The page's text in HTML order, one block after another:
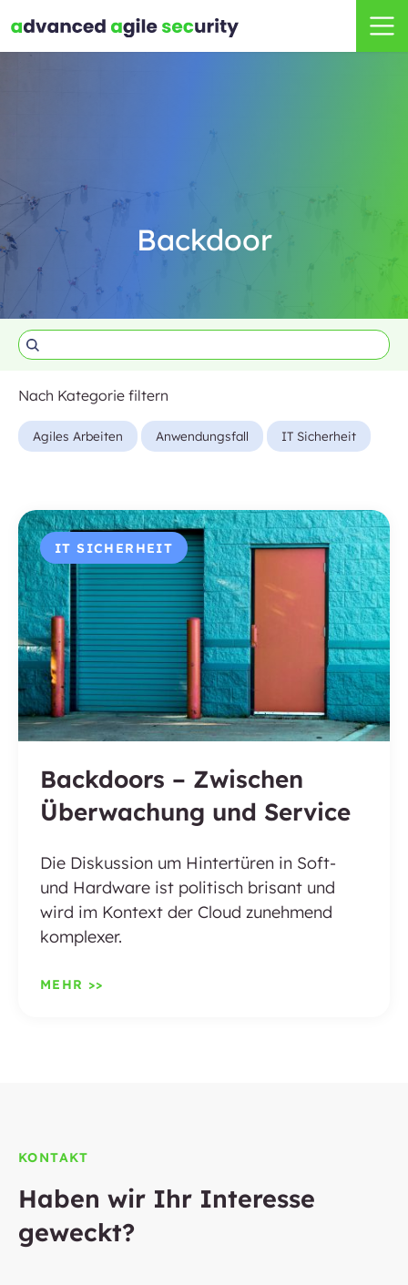
Backdoor
Nach Kategorie filtern
Agiles Arbeiten Anwendungsfall IT Sicherheit
IT SICHERHEIT
Backdoors – Zwischen
Überwachung und Service
Die Diskussion um Hintertüren in Soft-
und Hardware ist politisch brisant und
wird im Kontext der Cloud zunehmend
komplexer.
MEHR >>
KONTAKT
Haben wir Ihr Interesse
geweckt?